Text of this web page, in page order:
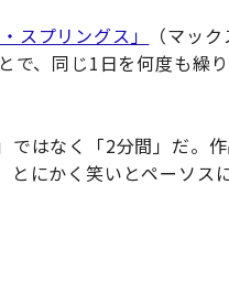
スプリングス」
（マッ
、同じ1日を何度も繰
ではなく「2分間」だ。
にかく笑いとペーソス